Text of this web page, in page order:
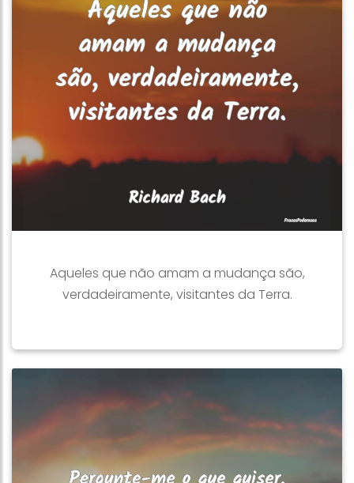
Aqueles que não amam a mudança são,
verdadeiramente, visitantes da Terra.